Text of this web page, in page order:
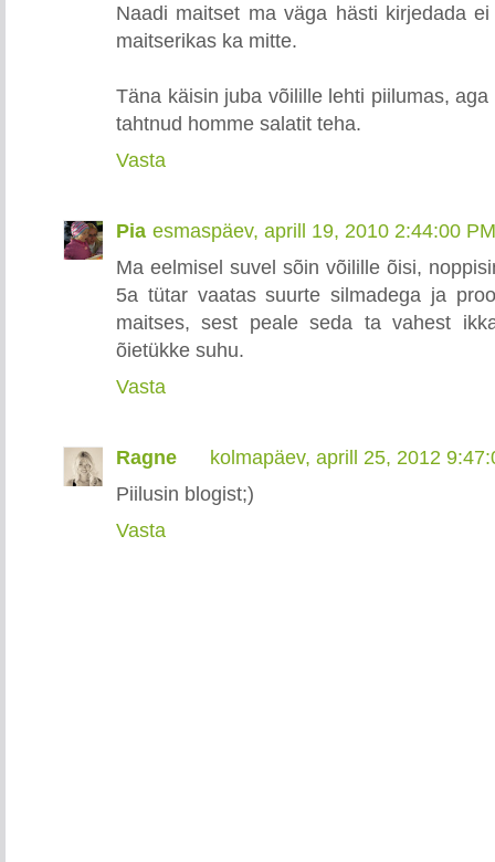
Naadi maitset ma väga hästi kirjedada
maitserikas ka mitte.
Täna käisin juba võilille lehti piilumas,
tahtnud homme salatit teha.
Vasta
Pia esmaspäev, aprill 19, 2010 2:44:00 PM
Ma eelmisel suvel sõin võilille õisi,
5a tütar vaatas suurte silmadega ja
maitses, sest peale seda ta vahest
õietükke suhu.
Vasta
Ragne
kolmapäev, aprill 25, 2012
Piilusin blogist;)
Vasta